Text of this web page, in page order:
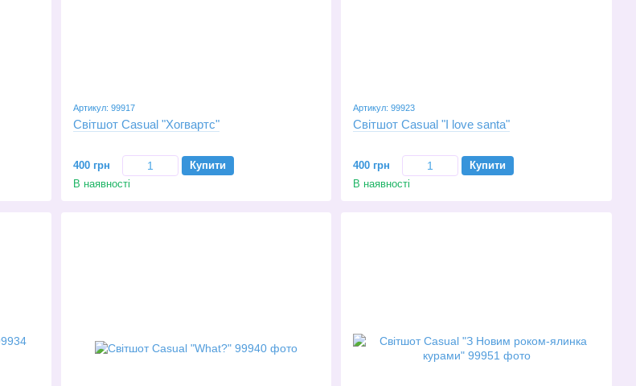
Артикул: 99917
Світшот Casual "Хогвартс"
400 грн
Купити
В наявності
Артикул: 99923
Світшот Casual "I love santa"
400 грн
Купити
В наявності